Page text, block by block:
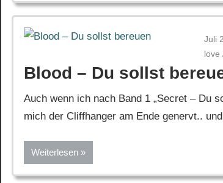
Juli
love
Blood – Du sollst
Auch wenn ich nach Band 1 „Secret – Du
mich der Cliffhanger am Ende genervt..
Weiterlesen